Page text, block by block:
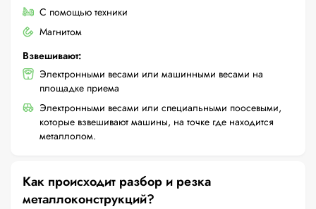
С помощью техники
Магнитом
Взвешивают:
Электронными весами или машинными весами на
площадке приема
Электронными весами или специальными поосевыми,
которые взвешивают машины, на точке где находится
металлолом.
Как происходит разбор и резка
металлоконструкций?